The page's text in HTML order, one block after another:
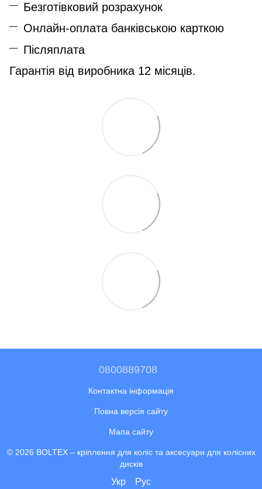
Безготівковий розрахунок
Онлайн-оплата банківською карткою
Післяплата
Гарантія від виробника 12 місяців.
0800889708
Контактна інформація
Повна версія сайту
Мапа сайту
© 2026 BOLTEX – кріплення для коліс та аксесуари для колісних
дисків
Укр Рус